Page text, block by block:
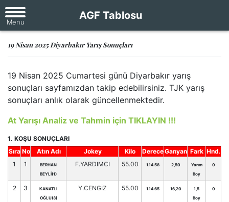
AGF Tablosu
19 Nisan 2025 Diyarbakır Yarış Sonuçları
19 Nisan 2025 Cumartesi günü Diyarbakır yarış
sonuçları sayfamızdan takip edebilirsiniz. TJK yarış
sonuçları anlık olarak güncellenmektedir.
At Yarışı Analiz ve Tahmin için TIKLAYIN !!!
1. KOŞU SONUÇLARI
Sıra No Atın Adı Jokey Kilo DereceGanyan Fark Hnd.
1
1
BERHAN
BEYLİ(1)
F.YARDIMCI 55.00 1.14.58 2,50
Yarım
Boy
0
2 3
KANATLI
OĞLU(3)
Y.CENGİZ 55.00 1.14.65 16,20
1,5
Boy
0